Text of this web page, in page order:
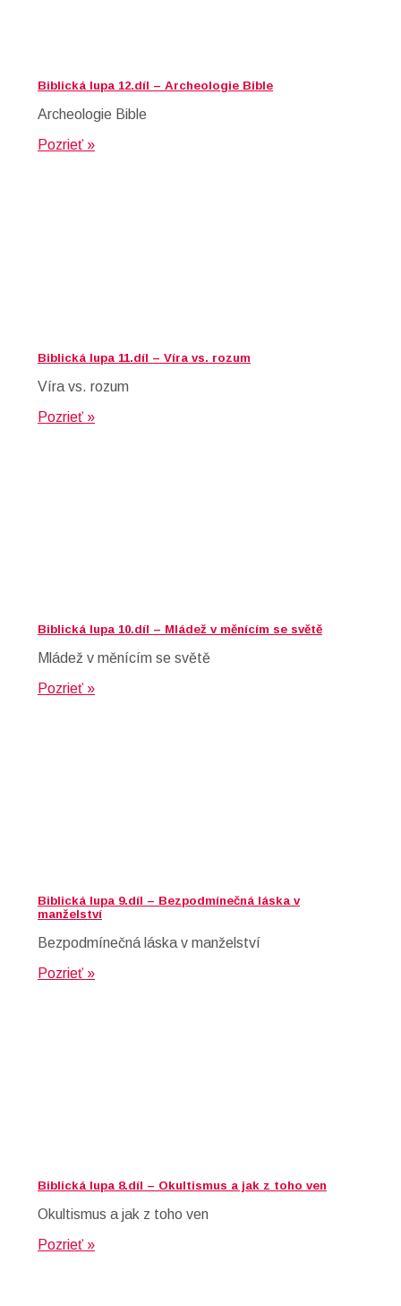
Biblická lupa 12.díl – Archeologie Bible
Archeologie Bible
Pozrieť »
Biblická lupa 11.díl – Víra vs. rozum
Víra vs. rozum
Pozrieť »
Biblická lupa 10.díl – Mládež v měnícím se světě
Mládež v měnícím se světě
Pozrieť »
Biblická lupa 9.díl – Bezpodmínečná láska v
manželství
Bezpodmínečná láska v manželství
Pozrieť »
Biblická lupa 8.díl – Okultismus a jak z toho ven
Okultismus a jak z toho ven
Pozrieť »